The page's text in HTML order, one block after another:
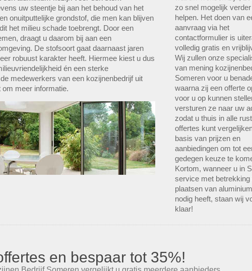
uw steentje bij aan het behoud van het
onuitputtelijke grondstof, die men kan blijven
het milieu schade toebrengt. Door een
draagt u daarom bij aan een
De stofsoort gaat daarnaast jaren
robuust karakter heeft. Hiermee kiest u dus
én een sterke
medewerkers van een kozijnenbedrijf uit
meer informatie.
zo snel mogelijk
helpen. Het doen van
aanvraag via het
contactformulier is
volledig gratis en
Wij zullen onze
van mening
Someren voor u
waarna zij een offerte
voor u op kunnen
versturen ze naar uw
zodat u thuis in alle
offertes kunt
basis van prijzen en
aanbiedingen om tot
gedegen keuze te
Kortom, wanneer u in
service met betrekking
plaatsen van
nodig heeft, staan wij
klaar!
en bespaar tot 35%!